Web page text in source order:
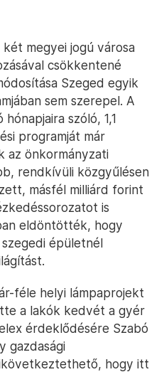
megyei jogú városa
csökkentené
Szeged egyik
sem szerepel. A
szóló, 1,1
programját már
az önkormányzati
rendkívüli közgyűlésen
másfél milliárd forint
is
eldöntötték, hogy
épületnél
féle helyi lámpaprojekt
a lakók kedvét a gyér
érdeklődésére Szabó
gazdasági
hogy itt